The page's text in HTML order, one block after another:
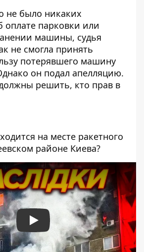
не было никаких
оплате парковки или
машины, судья
не смогла принять
потерявшего машину
он подал апелляцию.
решить, кто прав в
на месте ракетного
районе Киева?
Play